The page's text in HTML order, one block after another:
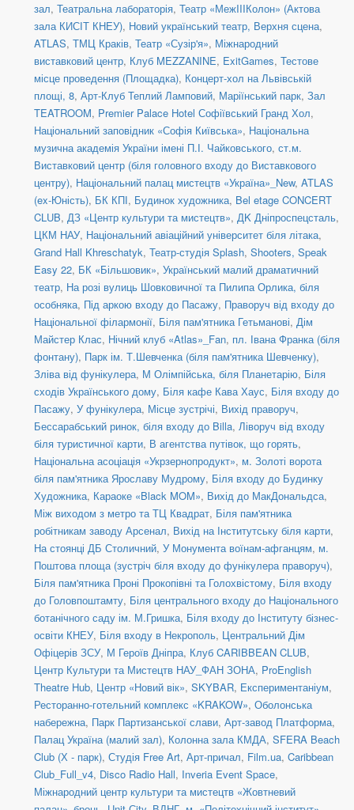
зал, Театральна лабораторія, Театр «МежIIIКолон» (Актова
зала КИСІТ КНЕУ), Новий український театр, Верхня сцена,
ATLAS, ТМЦ Краків, Театр «Сузір'я», Міжнародний
виставковий центр, Клуб MEZZANINE, ExitGames, Тестове
місце проведення (Площадка), Концерт-хол на Львівській
площі, 8, Арт-Клуб Теплий Ламповий, Маріїнський парк, Зал
TEATROOM, Premier Palace Hotel Софіївський Гранд Хол,
Національний заповідник «Софія Київська», Національна
музична академія України імені П.І. Чайковського, ст.м.
Виставковий центр (біля головного входу до Виставкового
центру), Національний палац мистецтв «Україна»_New, ATLAS
(ex-Юність), БК КПІ, Будинок художника, Bel etage CONCERT
CLUB, ДЗ «Центр культури та мистецтв», ДK Дніпроспецсталь,
ЦКМ НАУ, Національний авіаційний університет біля літака,
Grand Hall Khreschatyk, Театр-студія Splash, Shooters, Speak
Easy 22, БК «Більшовик», Український малий драматичний
театр, На розі вулиць Шовковичної та Пилипа Орлика, біля
особняка, Під аркою входу до Пасажу, Праворуч від входу до
Національної філармонії, Біля пам'ятника Гетьманові, Дім
Майстер Клас, Нічний клуб «Atlas»_Fan, пл. Івана Франка (біля
фонтану), Парк ім. Т.Шевченка (біля пам'ятника Шевченку),
Зліва від фунікулера, М Олімпійська, біля Планетарію, Біля
сходів Українського дому, Біля кафе Кава Хаус, Біля входу до
Пасажу, У фунікулера, Місце зустрічі, Вихід праворуч,
Бессарабський ринок, біля входу до Billa, Ліворуч від входу
біля туристичної карти, В агентства путівок, що горять,
Національна асоціація «Укрзернопродукт», м. Золоті ворота
біля пам'ятника Ярославу Мудрому, Біля входу до Будинку
Художника, Караоке «Black MOM», Вихід до МакДональдса,
Між виходом з метро та ТЦ Квадрат, Біля пам'ятника
робітникам заводу Арсенал, Вихід на Інститутську біля карти,
На стоянці ДБ Столичний, У Монумента воїнам-афганцям, м.
Поштова площа (зустріч біля входу до фунікулера праворуч),
Біля пам'ятника Проні Прокопівні та Голохвістому, Біля входу
до Головпоштамту, Біля центрального входу до Національного
ботанічного саду ім. М.Гришка, Біля входу до Інституту бізнес-
освіти КНЕУ, Біля входу в Некрополь, Центральний Дім
Офіцерів ЗСУ, М Героїв Дніпра, Клуб CARIBBEAN CLUB,
Центр Культури та Мистецтв НАУ_ФАН ЗОНА, ProEnglish
Theatre Hub, Центр «Новий вік», SKYBAR, Експериментаніум,
Ресторанно-готельний комплекс «KRAKOW», Оболонська
набережна, Парк Партизанської слави, Арт-завод Платформа,
Палац Україна (малий зал), Колонна зала КМДА, SFERA Beach
Club (Х - парк), Студія Free Art, Арт-причал, Film.ua, Caribbean
Club_Full_v4, Disco Radio Hall, Inveria Event Space,
Міжнародний центр культури та мистецтв «Жовтневий